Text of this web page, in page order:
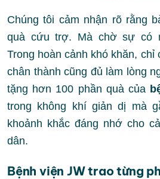
Chúng tôi cảm nhận rõ rằng
quà cứu trợ. Mà chờ sự có
Trong hoàn cảnh khó khăn, chỉ
chân thành cũng đủ làm lòng
tặng hơn 100 phần quà của
trong không khí giản dị mà
khoảnh khắc đáng nhớ cho
dân.
Bệnh viện JW trao từng